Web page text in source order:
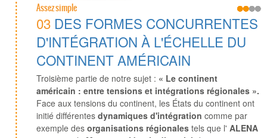
Assez simple
03 DES FORMES CONCURRENTES
D'INTÉGRATION À L'ÉCHELLE DU
CONTINENT AMÉRICAIN
Troisième partie de notre sujet : « Le continent
américain : entre tensions et intégrations régionales ».
Face aux tensions du continent, les États du continent ont
initié différentesdynamiques d'intégration comme par
exemple desorganisations régionales tels que l'ALENA